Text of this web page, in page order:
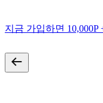
지금 가입하면 10,000P